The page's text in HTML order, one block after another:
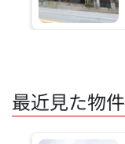
最近見た物件